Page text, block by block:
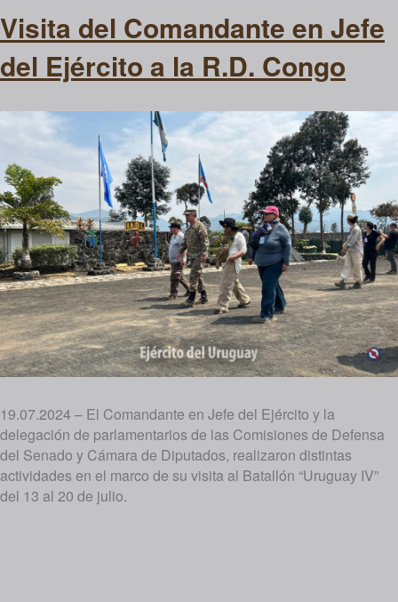
Visita del Comandante en Jefe
del Ejército a la R.D. Congo
19.07.2024 – El Comandante en Jefe del Ejército y la
delegación de parlamentarios de las Comisiones de Defensa
del Senado y Cámara de Diputados, realizaron distintas
actividades en el marco de su visita al Batallón “Uruguay IV”
del 13 al 20 de julio.